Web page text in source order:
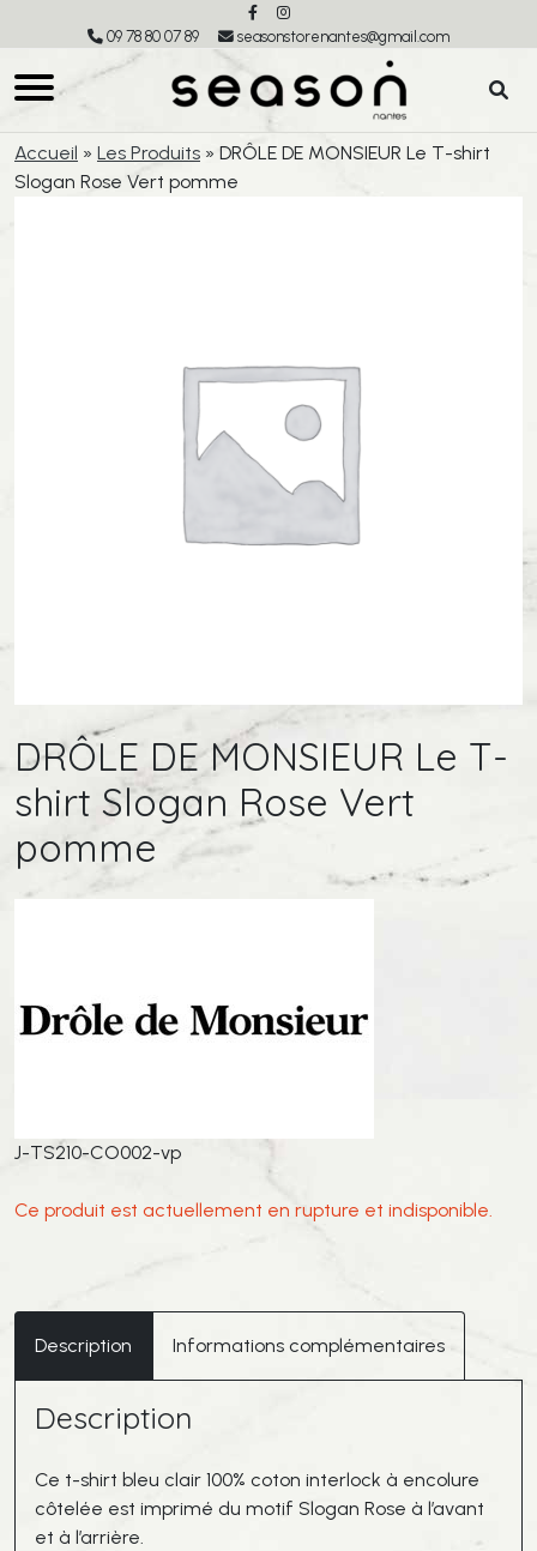
09 78 80 07 89 seasonstorenantes@gmail.com
Accueil » Les Produits » DRÔLE DE MONSIEUR Le T-shirt
Slogan Rose Vert pomme
DRÔLE DE MONSIEUR Le T-
shirt Slogan Rose Vert
pomme
J-TS210-CO002-vp
Ce produit est actuellement en rupture et indisponible.
Description Informations complémentaires
Description
Ce t-shirt bleu clair 100% coton interlock à encolure
côtelée est imprimé du motif Slogan Rose à l’avant
et à l’arrière.